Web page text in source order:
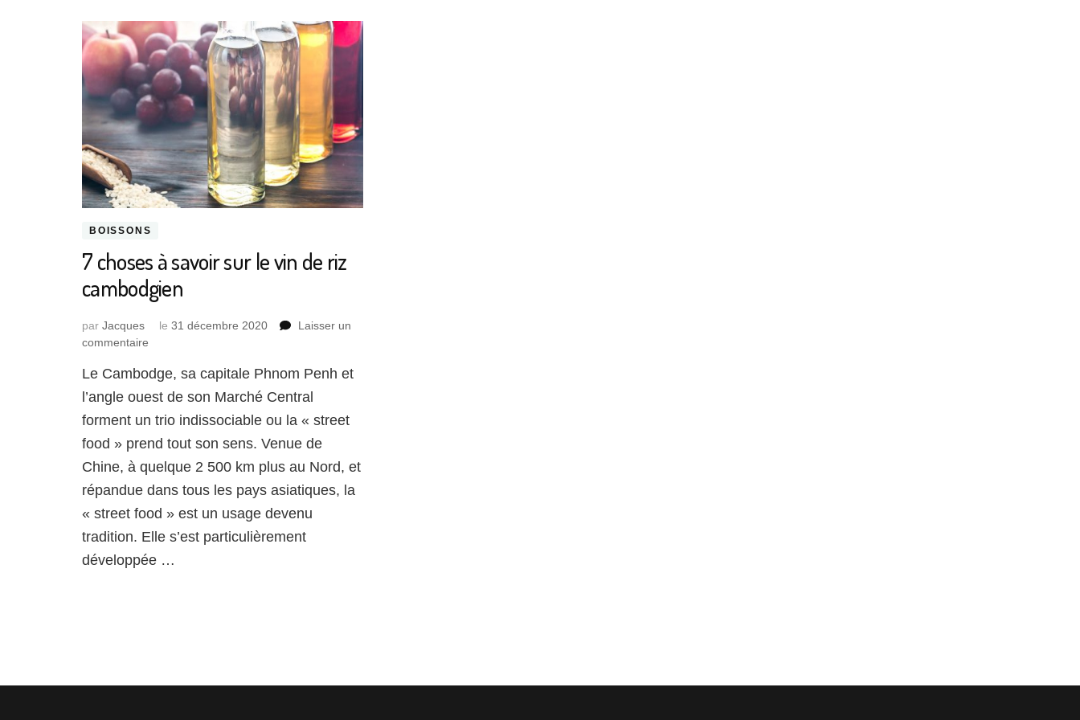
BOISSONS
7 choses à savoir sur le vin de riz
cambodgien
par Jacques le 31 décembre 2020
Laisser un
commentaire
choses
à
sur
le
riz
cambodgien
Le Cambodge, sa capitale Phnom Penh et
l’angle ouest de son Marché Central
forment un trio indissociable ou la « street
food » prend tout son sens. Venue de
Chine, à quelque 2 500 km plus au Nord, et
répandue dans tous les pays asiatiques, la
« street food » est un usage devenu
tradition. Elle s’est particulièrement
développée …